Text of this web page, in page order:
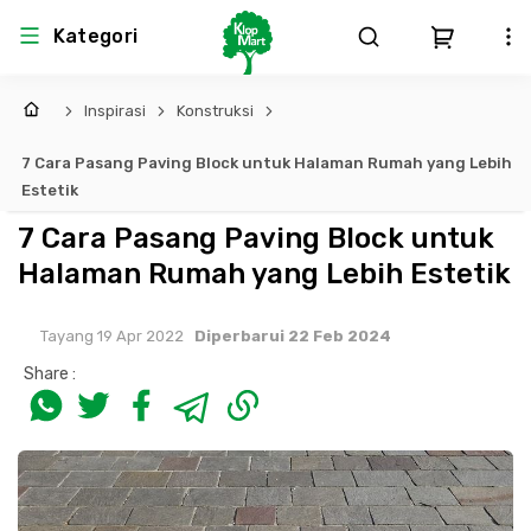
Kategori
Arsitektur
Lem
Lantai
Struktural
Produk K3
Beton
MEP
Sistem Elektro
Peralatan Utama
Interior
Landscape
Inspirasi Konstruksi
7 Cara Pasang Paving Block untuk Halaman Rumah yang Lebih
Estetik
7 Cara Pasang Paving Block untuk
Halaman Rumah yang Lebih Estetik
Tayang 19 Apr 2022 Diperbarui 22 Feb 2024
Share :